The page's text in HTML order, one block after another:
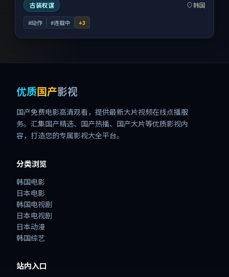
古装权谋
韩国
#动作 #连载中 +3
优质国产影视
国产免费电影高清观看，提供最新大片视频在线点播服
务。汇集国产精选、国产热播、国产大片等优质影视内
容，打造您的专属影视大全平台。
分类浏览
韩国电影
日本电影
韩国电视剧
日本电视剧
日本动漫
韩国综艺
站内入口